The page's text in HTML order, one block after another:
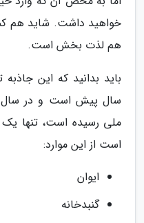
خواهید داشت. شاید هم
هم لذت بخش است.
ملی رسیده است، تنها
است از این موارد:
ایوان
گنبدخانه